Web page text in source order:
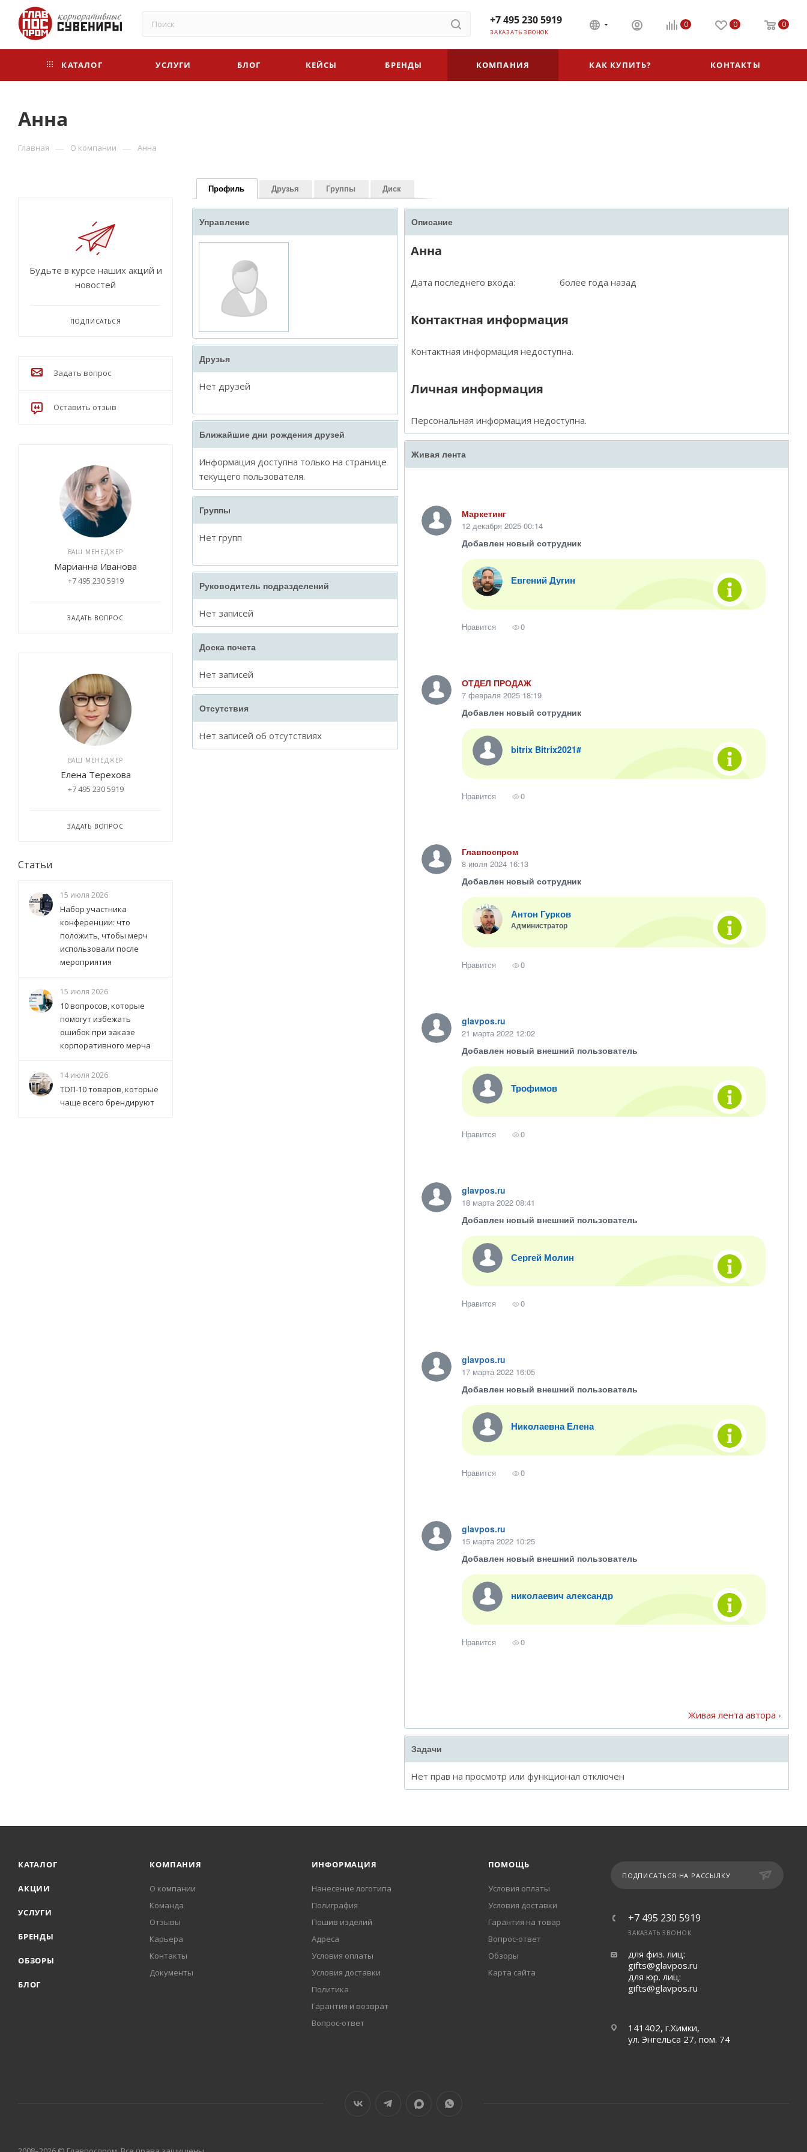
+7 495 230 5919
ЗАКАЗАТЬ ЗВОНОК
0 0 0
КАТАЛОГ УСЛУГИ БЛОГ КЕЙСЫ БРЕНДЫ КОМПАНИЯ КАК КУПИТЬ? КОНТАКТЫ
Анна
Главная — О компании — Анна
Профиль Друзья Группы Диск
Управление
Друзья
Нет друзей
Ближайшие дни рождения друзей
Информация доступна только на странице
текущего пользователя.
Группы
Нет групп
Руководитель подразделений
Нет записей
Доска почета
Нет записей
Отсутствия
Нет записей об отсутствиях
Описание
Анна
Дата последнего входа: более года назад
Контактная информация
Контактная информация недоступна.
Личная информация
Персональная информация недоступна.
Живая лента
Маркетинг
12 декабря 2025 00:14
Добавлен новый сотрудник
Евгений Дугин
Нравится 0
ОТДЕЛ ПРОДАЖ
7 февраля 2025 18:19
Добавлен новый сотрудник
bitrix Bitrix2021#
Нравится 0
Главпоспром
8 июля 2024 16:13
Добавлен новый сотрудник
Антон Гурков
Администратор
Нравится 0
glavpos.ru
21 марта 2022 12:02
Добавлен новый внешний пользователь
Трофимов
Нравится 0
glavpos.ru
18 марта 2022 08:41
Добавлен новый внешний пользователь
Сергей Молин
Нравится 0
glavpos.ru
17 марта 2022 16:05
Добавлен новый внешний пользователь
Николаевна Елена
Нравится 0
glavpos.ru
15 марта 2022 10:25
Добавлен новый внешний пользователь
николаевич александр
Нравится 0
Живая лента автора
Задачи
Нет прав на просмотр или функционал отключен
Будьте в курсе наших акций и
новостей
ПОДПИСАТЬСЯ
Задать вопрос
Оставить отзыв
ВАШ МЕНЕДЖЕР
Марианна Иванова
+7 495 230 5919
ЗАДАТЬ ВОПРОС
ВАШ МЕНЕДЖЕР
Елена Терехова
+7 495 230 5919
ЗАДАТЬ ВОПРОС
Статьи
15 июля 2026
Набор участника
конференции: что
положить, чтобы мерч
использовали после
мероприятия
15 июля 2026
10 вопросов, которые
помогут избежать
ошибок при заказе
корпоративного мерча
14 июля 2026
ТОП-10 товаров, которые
чаще всего брендируют
КАТАЛОГ
АКЦИИ
УСЛУГИ
БРЕНДЫ
ОБЗОРЫ
БЛОГ
КОМПАНИЯ
О компании
Команда
Отзывы
Карьера
Контакты
Документы
ИНФОРМАЦИЯ
Нанесение логотипа
Полиграфия
Пошив изделий
Адреса
Условия оплаты
Условия доставки
Политика
Гарантия и возврат
Вопрос-ответ
ПОМОЩЬ
Условия оплаты
Условия доставки
Гарантия на товар
Вопрос-ответ
Обзоры
Карта сайта
ПОДПИСАТЬСЯ НА РАССЫЛКУ
+7 495 230 5919
ЗАКАЗАТЬ ЗВОНОК
для физ. лиц:
gifts@glavpos.ru
для юр. лиц:
gifts@glavpos.ru
141402, г.Химки,
ул. Энгельса 27, пом. 74